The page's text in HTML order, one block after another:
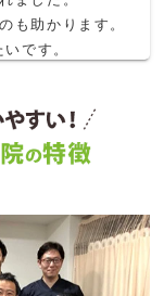
も助かります。
です。
してほしいかし
術中の会話も楽